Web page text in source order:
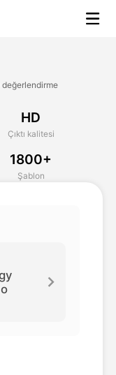
HD
Çıktı kalitesi
1800+
Şablon